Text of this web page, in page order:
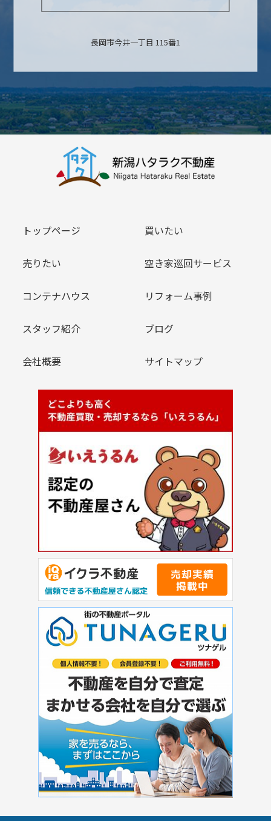
長岡市今井一丁目 115番1
トップページ 買いたい
売りたい 空き家巡回サービス
コンテナハウス リフォーム事例
スタッフ紹介 ブログ
会社概要 サイトマップ